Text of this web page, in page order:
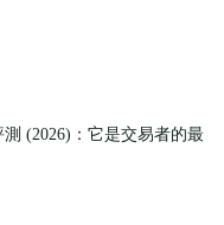
(2026)：它是交易者的最